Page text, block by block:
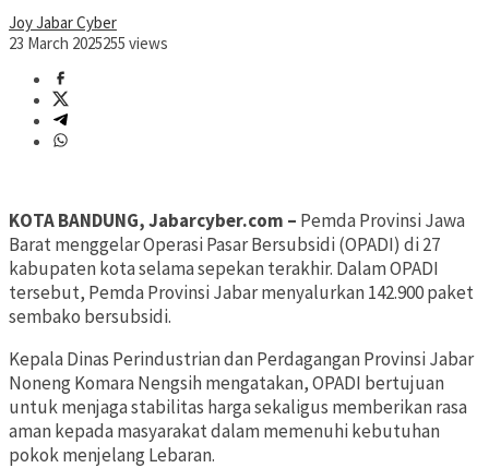
Joy Jabar Cyber
23 March 2025255 views
KOTA BANDUNG, Jabarcyber.com – Pemda Provinsi Jawa
Barat menggelar Operasi Pasar Bersubsidi (OPADI) di 27
kabupaten kota selama sepekan terakhir. Dalam OPADI
tersebut, Pemda Provinsi Jabar menyalurkan 142.900 paket
sembako bersubsidi.
Kepala Dinas Perindustrian dan Perdagangan Provinsi Jabar
Noneng Komara Nengsih mengatakan, OPADI bertujuan
untuk menjaga stabilitas harga sekaligus memberikan rasa
aman kepada masyarakat dalam memenuhi kebutuhan
pokok menjelang Lebaran.